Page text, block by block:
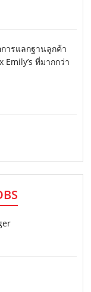
ารแลกฐานลูกค้า
Emily’s ที่มากกว่า